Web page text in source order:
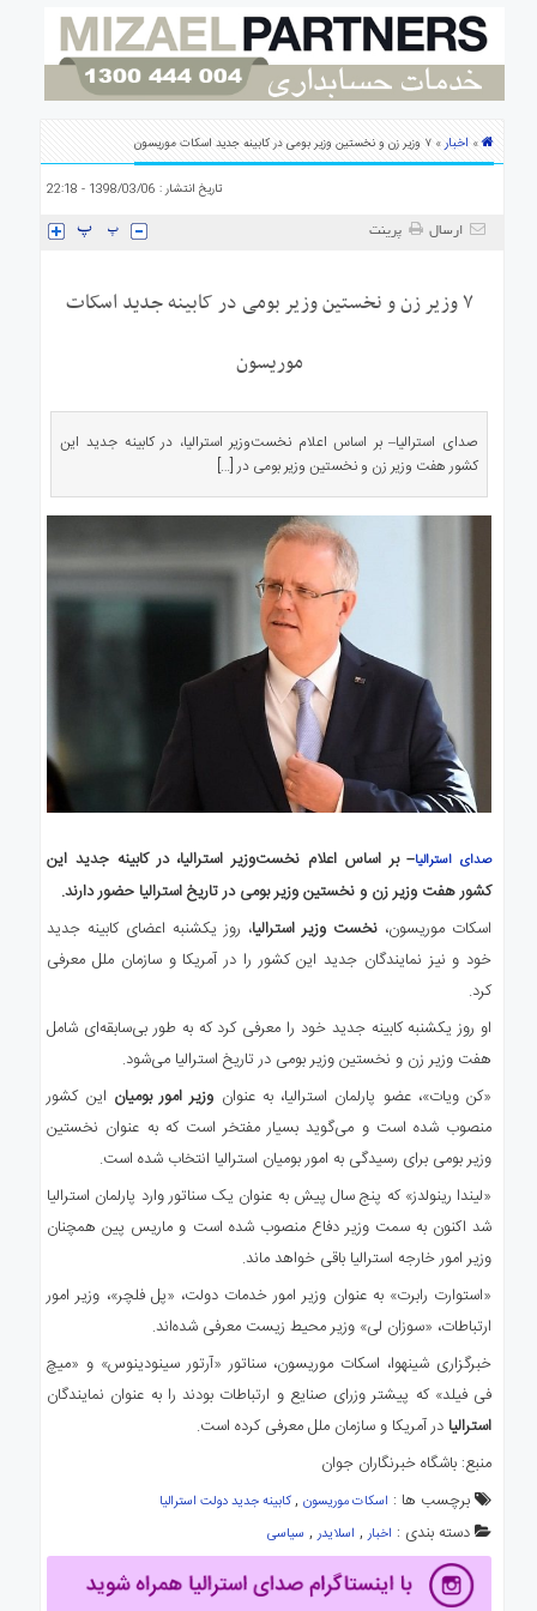
استرالیا
ارتباط» اخبار» ۷ وزیر زن و نخستین وزیر بومی در کابینه جدید اسکات موریسون
تاریخ انتشار : 1398/03/06 - 22:18
ارسال پرینت
۷ وزیر زن و نخستین وزیر بومی در کابینه جدید اسکات
موریسون
صدای استرالیا– بر اساس اعلام نخست‌وزیر استرالیا، در کابینه جدید این
کشور هفت وزیر زن و نخستین وزیر بومی در […]
صدای استرالیا– بر اساس اعلام نخست‌وزیر استرالیا، در کابینه جدید این
کشور هفت وزیر زن و نخستین وزیر بومی در تاریخ استرالیا حضور دارند.
اسکات موریسون، نخست وزیر استرالیا، روز یکشنبه اعضای کابینه جدید
خود و نیز نمایندگان جدید این کشور را در آمریکا و سازمان ملل معرفی
کرد.
او روز یکشنبه کابینه جدید خود را معرفی کرد که به طور بی‌سابقه‌ای شامل
هفت وزیر زن و نخستین وزیر بومی در تاریخ استرالیا می‌شود.
«کن ویات»، عضو پارلمان استرالیا، به عنوان وزیر امور بومیان این کشور
منصوب شده است و می‌گوید بسیار مفتخر است که به عنوان نخستین
وزیر بومی برای رسیدگی به امور بومیان استرالیا انتخاب شده است.
«لیندا رینولدز» که پنج سال پیش به عنوان یک سناتور وارد پارلمان استرالیا
شد اکنون به سمت وزیر دفاع منصوب شده است و ماریس پین همچنان
وزیر امور خارجه استرالیا باقی خواهد ماند.
«استوارت رابرت» به عنوان وزیر امور خدمات دولت، «پل فلچر»، وزیر امور
ارتباطات، «سوزان لی» وزیر محیط زیست معرفی شده‌اند.
خبرگزاری شینهوا، اسکات موریسون، سناتور «آرتور سینودینوس» و «میچ
فی فیلد» که پیشتر وزرای صنایع و ارتباطات بودند را به عنوان نمایندگان
استرالیا در آمریکا و سازمان ملل معرفی کرده است.
منبع: باشگاه خبرنگاران جوان
برچسب ها : اسکات موریسون,کابینه جدید دولت استرالیا
دسته بندی : اخبار, اسلایدر, سیاسی